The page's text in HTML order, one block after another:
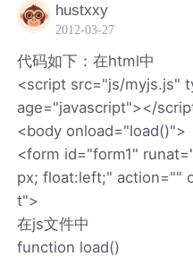
hustxxy
2012-03-27
代码如下：在html中
<script src="js/myjs.js"
age="javascript"></
<body onload="load()">
<form id="form1"
px; float:left;" action=""
t">
在js文件中
function load()